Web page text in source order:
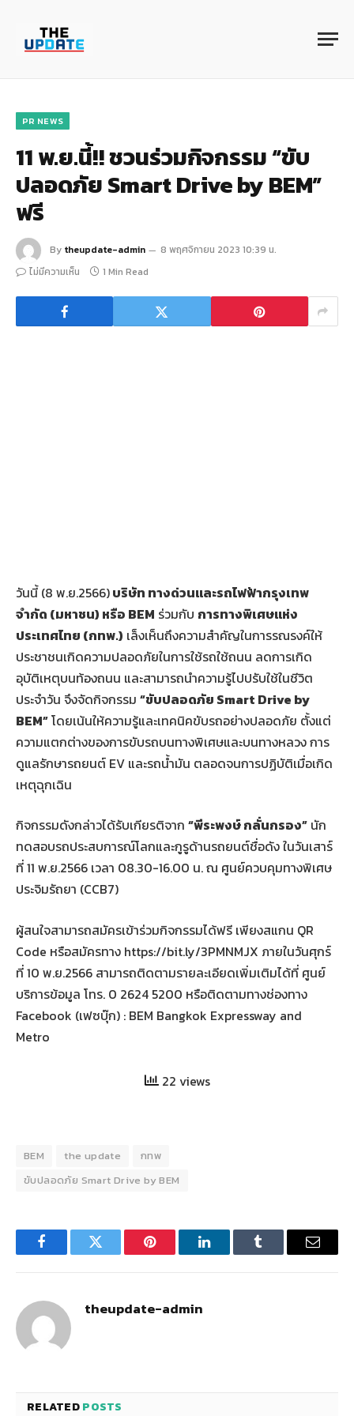
PR NEWS
11 พ.ย.นี้!! ชวนร่วมกิจกรรม “ขับ
ปลอดภัย Smart Drive by BEM”
ฟรี
By theupdate-admin
8 พฤศจิกายน 2023 10:39 น.
ไม่มีความเห็น
1 Min Read
วันนี้ (8 พ.ย.2566)บริษัท ทางด่วนและรถไฟฟ้ากรุงเทพ
จำกัด (มหาชน) หรือ BEM ร่วมกับ การทางพิเศษแห่ง
ประเทศไทย (กทพ.) เล็งเห็นถึงความสำคัญในการรณรงค์ให้
ประชาชนเกิดความปลอดภัยในการใช้รถใช้ถนน ลดการเกิด
อุบัติเหตุบนท้องถนน และสามารถนำความรู้ไปปรับใช้ในชีวิต
ประจำวัน จึงจัดกิจกรรม “ขับปลอดภัย Smart Drive by
BEM”โดยเน้นให้ความรู้และเทคนิคขับรถอย่างปลอดภัย ตั้งแต่
ความแตกต่างของการขับรถบนทางพิเศษและบนทางหลวง การ
ดูแลรักษารถยนต์ EV และรถน้ำมัน ตลอดจนการปฏิบัติเมื่อเกิด
เหตุฉุกเฉิน
กิจกรรมดังกล่าวได้รับเกียรติจาก “พีระพงษ์ กลั่นกรอง” นัก
ทดสอบรถประสบการณ์โลกและกูรูด้านรถยนต์ชื่อดัง ในวันเสาร์
ที่ 11 พ.ย.2566 เวลา 08.30-16.00 น. ณ ศูนย์ควบคุมทางพิเศษ
ประจิมรัถยา (CCB7)
ผู้สนใจสามารถสมัครเข้าร่วมกิจกรรมได้ฟรี เพียงสแกน QR
Code หรือสมัครทาง https://bit.ly/3PMNMJX ภายในวันศุกร์
ที่ 10 พ.ย.2566 สามารถติดตามรายละเอียดเพิ่มเติมได้ที่ ศูนย์
บริการข้อมูล โทร. 0 2624 5200 หรือติดตามทางช่องทาง
Facebook (เฟซบุ๊ก) : BEM Bangkok Expressway and
Metro
22 views
BEM the update
กทพ
ขับปลอดภัย Smart Drive by BEM
FacebookTwitter Pinterest LinkedInTumblr Email
theupdate-admin
RELATEDPOSTS